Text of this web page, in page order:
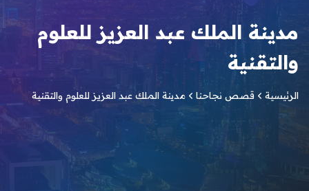
مدينة الملك عبد العزيز للعلوم
والتقنية
الرئيسية قصص نجاحنا مدينة الملك عبد العزيز للعلوم والتقنية